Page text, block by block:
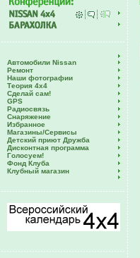
Автомобили Nissan
Ремонт
Наши фотографии
Теория 4х4
Сделай сам!
GPS
Радиосвязь
Снаряжение
Избранное
Магазины/Сервисы
Детский приют Дружба
Дисконтная программа
Голосуем!
Фонд Клуба
Клубный магазин